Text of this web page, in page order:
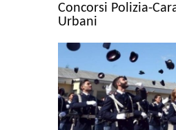
Concorsi Polizia-
Urbani